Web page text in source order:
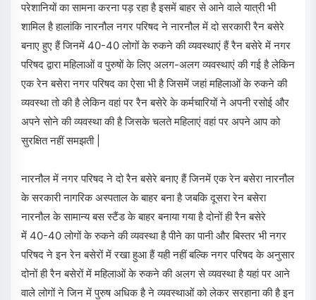
परेशानियों का सामना करना पड़ रहा है इसमें बाहर से आने वाले यात्री भी
शामिल है हालांकि नारनौल नगर परिषद ने नारनौल में दो सरकारी रैन बसेरे
बनाए हुए हैं जिनमें 40-40 लोगों के रुकने की व्यवस्थाएं हैं रैन बसेरे में नगर
परिषद द्वारा महिलाओं व पुरुषों के लिए अलग-अलग व्यवस्थाएं की गई है लेकिन
एक रेन बसेरा नगर परिषद का ऐसा भी है जिसमें जहां महिलाओं के रुकने की
व्यवस्था तो की है लेकिन वहां पर रैन बसेरे के कर्मचारियों ने अपनी रसोई और
अपने सोने की व्यवस्था की है जिसके चलते महिलाएं वहां पर अपने आप को
सुरक्षित नहीं समझती |
नारनौल में नगर परिषद ने दो रैन बसेरे बनाए हैं जिनमें एक रेन बसेरा नारनौल
के सरकारी नागरिक अस्पताल के बाहर बना है जबकि दूसरा रेन बसेरा
नारनौल के सामान्य बस स्टैंड के बाहर बनाया गया है दोनों ही रैन बसेरे
में 40-40 लोगों के रुकने की व्यवस्था है पीने का पानी और बिस्तर भी नगर
परिषद ने इन रेन बसेरों में रखा हुआ हैं यही नहीं बल्कि नगर परिषद के अनुसार
दोनों ही रैन बसेरों में महिलाओं के रुकने की अलग से व्यवस्था है यहां पर आने
वाले लोगों ने जिन में पुरुष अधिक है ने व्यवस्थाओं को लेकर सरहाना की है इन